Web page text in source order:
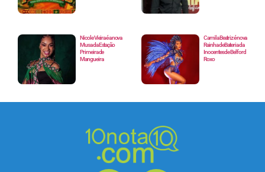
Nicole Vieira é a nova
Musa da Estação
Primeira de
Mangueira
Camila Beatriz é nova
Rainha de Bateria da
Inocentes de Belford
Roxo